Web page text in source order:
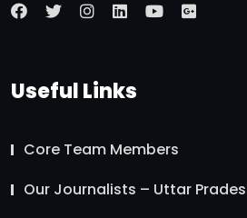
Useful Links
Core Team Members
Our Journalists – Uttar